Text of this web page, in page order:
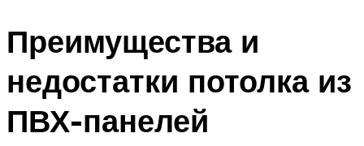
Преимущества и
недостатки потолка из
ПВХ-панелей